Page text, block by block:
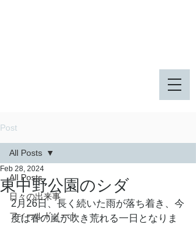
Post
All Posts
日々の出来事
フィールドノート
All Posts
東中野公園のシダ
Feb 28, 2024
2月26日、長く続いた雨が落ち着き、今
度は春の嵐が吹き荒れる一日となりま